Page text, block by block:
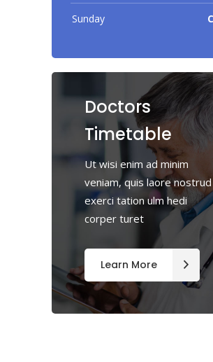
Sunday
Doctors
Timetable
Ut wisi enim ad minim
veniam, quis laore nostrud
exerci tation ulm hedi
corper turet
Learn More